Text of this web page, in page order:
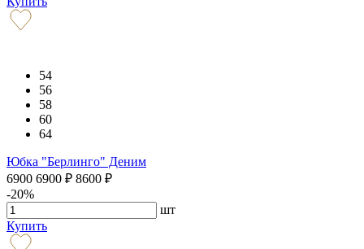
54
56
58
60
64
Юбка "Берлинго" Деним
6900 6900 ₽ 8600 ₽
-20%
шт
Купить